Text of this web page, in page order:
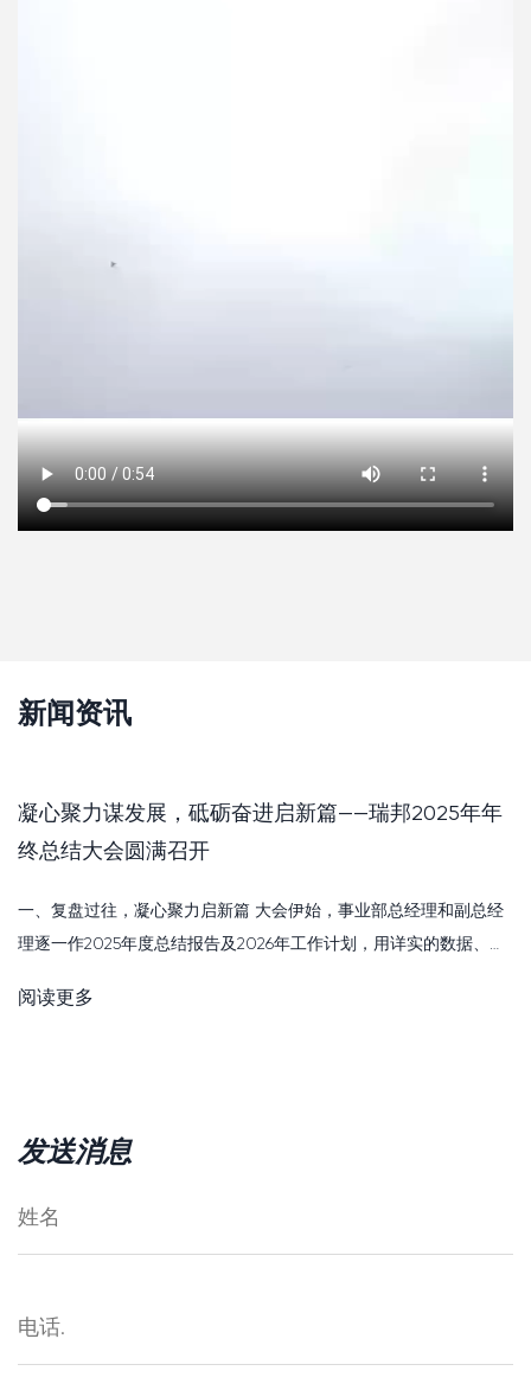
新闻资讯
凝心聚力谋发展，砥砺奋进启新篇——瑞邦2025年年
终总结大会圆满召开
一、复盘过往，凝心聚力启新篇 大会伊始，事业部总经理和副总经
理逐一作2025年度总结报告及2026年工作计划，用详实的数据、务
明确了新一年的奋斗方向与具体的举措。 一份份详实的报告，...
阅读更多
发送消息